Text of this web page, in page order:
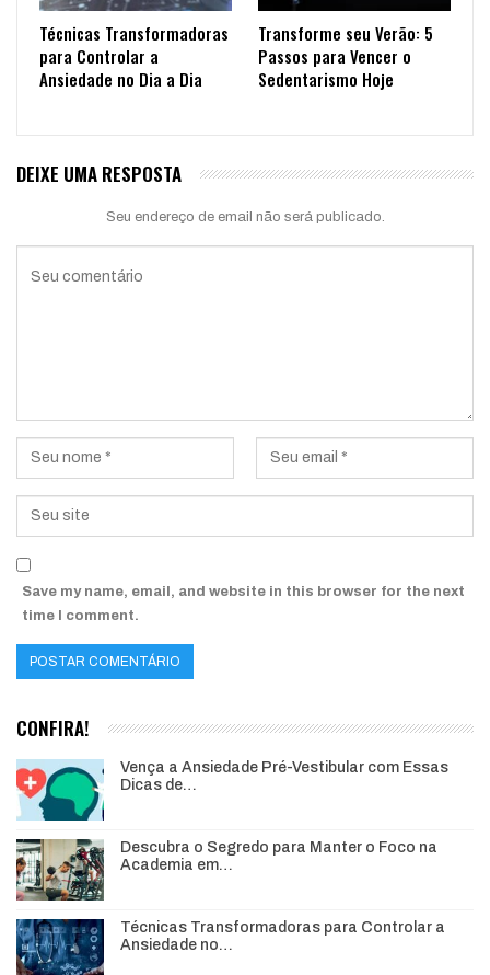
Técnicas Transformadoras
para Controlar a
Ansiedade no Dia a Dia
Transforme seu Verão: 5
Passos para Vencer o
Sedentarismo Hoje
DEIXE UMA RESPOSTA
Seu endereço de email não será publicado.
Save my name, email, and website in this browser for the next
time I comment.
CONFIRA!
Vença a Ansiedade Pré-Vestibular com Essas
Dicas de…
Descubra o Segredo para Manter o Foco na
Academia em…
Técnicas Transformadoras para Controlar a
Ansiedade no…